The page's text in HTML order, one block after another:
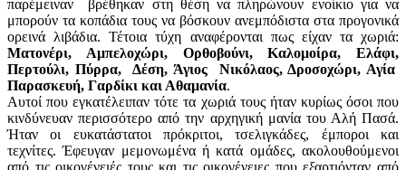
παρέμειναν βρέθηκαν στη θέση να πληρώνουν ενοίκιο για να
μπορούν τα κοπάδια τους να βόσκουν ανεμπόδιστα στα προγονικά
ορεινά λιβάδια. Τέτοια τύχη αναφέρονται πως είχαν τα χωριά:
Ματονέρι, Αμπελοχώρι, Ορθοβούνι, Καλομοίρα, Ελάφι,
Περτούλι, Πύρρα, Δέση, Άγιος Νικόλαος, Δροσοχώρι, Αγία
Παρασκευή, Γαρδίκι και Αθαμανία.
Αυτοί που εγκατέλειπαν τότε τα χωριά τους ήταν κυρίως όσοι που
κινδύνευαν περισσότερο από την αρχηγική μανία του Αλή Πασά.
Ήταν οι ευκατάστατοι πρόκριτοι, τσελιγκάδες, έμποροι και
τεχνίτες. Έφευγαν μεμονωμένα ή κατά ομάδες, ακολουθούμενοι
από τις οικογένειές τους και τις οικογένειες που εξαρτιόνταν από